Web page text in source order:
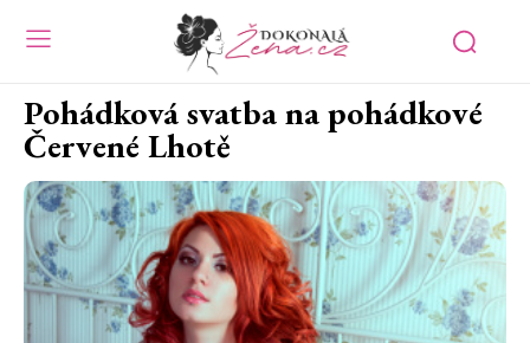
Pohádková svatba na pohádkové
Červené Lhotě